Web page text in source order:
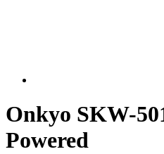
Onkyo SKW-
Powered